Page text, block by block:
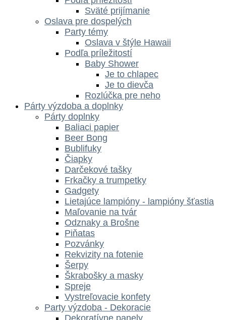
Sväté prijímanie
Oslava pre dospelých
Party témy
Oslava v štýle Hawaii
Podľa príležitostí
Baby Shower
Je to chlapec
Je to dievča
Rozlúčka pre neho
Párty výzdoba a doplnky
Párty doplnky
Baliaci papier
Beer Bong
Bublifuky
Čiapky
Darčekové tašky
Frkačky a trumpetky
Gadgety
Lietajúce lampióny - lampióny šťastia
Maľovanie na tvár
Odznaky a Brošne
Piňatas
Pozvánky
Rekvizity na fotenie
Šerpy
Škrabošky a masky
Spreje
Vystreľovacie konfety
Party výzdoba - Dekoracie
Dekoratívne panely